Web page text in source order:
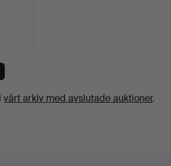
vårt arkiv med avslutade auktioner.